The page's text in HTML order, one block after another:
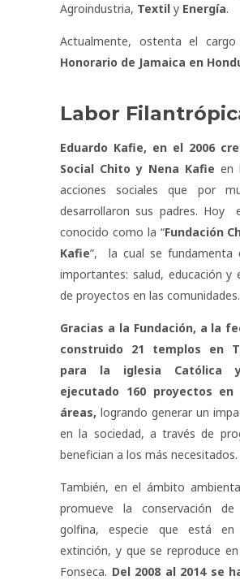
Agroindustria, Textil y Energía.
Actualmente, ostenta el
Honorario de Jamaica en
Labor
Eduardo Kafie, en el 2006
Social Chito y Nena Kafie en
acciones sociales que por
desarrollaron sus padres. Hoy
conocido como la “Fundación
Kafie”, la cual se fundamenta
importantes: salud, educación y
de proyectos en las comunidades.
Gracias a la Fundación, a la
construido 21 templos en
para la iglesia Católica
ejecutado 160 proyectos en
áreas, logrando generar un
en la sociedad, a través de
benefician a los más necesitados.
También, en el ámbito
promueve la conservación
golfina, especie que está
extinción, y que se reproduce
Fonseca. Del 2008 al 2014 se